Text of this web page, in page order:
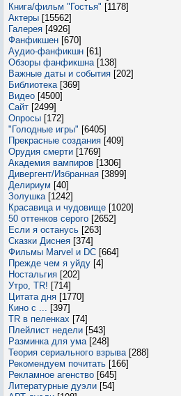
Книга/фильм "Гостья" [1178]
Актеры [15562]
Галерея [4926]
Фанфикшен [670]
Аудио-фанфикшн [61]
Обзоры фанфикшна [138]
Важные даты и события [202]
Библиотека [369]
Видео [4500]
Сайт [2499]
Опросы [172]
"Голодные игры" [6405]
Прекрасные создания [409]
Орудия смерти [1769]
Академия вампиров [1306]
Дивергент/Избранная [3899]
Делириум [40]
Золушка [1242]
Красавица и чудовище [1020]
50 оттенков серого [2652]
Если я останусь [263]
Сказки Диснея [374]
Фильмы Marvel и DC [664]
Прежде чем я уйду [4]
Ностальгия [202]
Утро, TR! [714]
Цитата дня [1770]
Кино с ... [397]
TR в пеленках [74]
Плейлист недели [543]
Разминка для ума [248]
Теория сериального взрыва [288]
Рекомендуем почитать [166]
Рекламное агенство [645]
Литературные дуэли [54]